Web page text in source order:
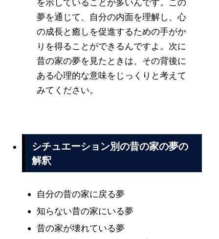
夢を通じて、自分の内面を理解し、心
の成長と癒しを促進するための手がか
りを得ることができるんですよ。次に
昔の家の夢を見たときは、その背後に
ある心理的な意味をじっくりと考えて
みてください。
シチュエーション別の昔の家の夢の
解釈
自分の昔の家に戻る夢
知らない昔の家にいる夢
昔の家が壊れている夢